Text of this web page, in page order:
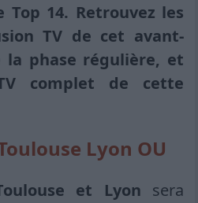
Top 14. Retrouvez les
TV de cet avant-
phase régulière, et
complet de cette
Lyon OU
et Lyon sera